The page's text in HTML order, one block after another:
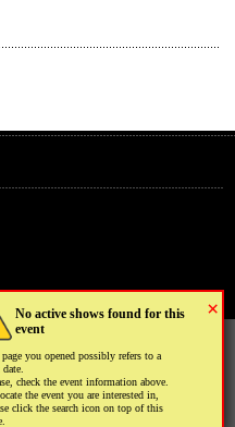
×
No active shows found for this
event
page you opened possibly refers to a
check the event information above.
the event you are interested in,
click the search icon on top of this
Greece
cookies to your
(Google, Facebook
of our website for
may read more on the
here.